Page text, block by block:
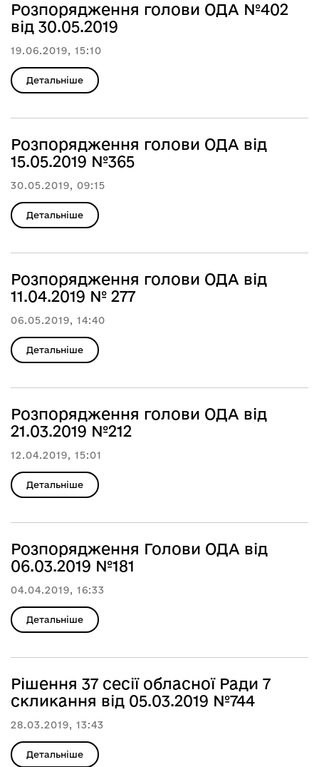
Розпорядження голови ОДА №402
від 30.05.2019
19.06.2019, 15:10
Детальніше
Розпорядження голови ОДА від
15.05.2019 №365
30.05.2019, 09:15
Детальніше
Розпорядження голови ОДА від
11.04.2019 № 277
06.05.2019, 14:40
Детальніше
Розпорядження голови ОДА від
21.03.2019 №212
12.04.2019, 15:01
Детальніше
Розпорядження Голови ОДА від
06.03.2019 №181
04.04.2019, 16:33
Детальніше
Рішення 37 сесії обласної Ради 7
скликання від 05.03.2019 №744
28.03.2019, 13:43
Детальніше